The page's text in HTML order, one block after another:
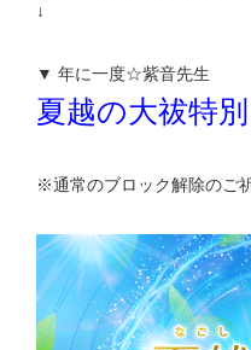
↓
▼ 年に一度☆紫音先生
夏越の大祓特
※通常のブロック解除のご